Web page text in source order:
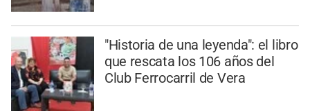
"Historia de una leyenda": el libro
que rescata los 106 años del
Club Ferrocarril de Vera